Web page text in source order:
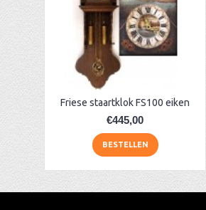
Friese staartklok FS100 eiken
€445,00
BESTELLEN